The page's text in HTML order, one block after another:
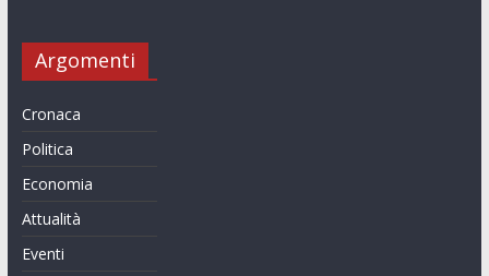
Argomenti
Cronaca
Politica
Economia
Attualità
Eventi